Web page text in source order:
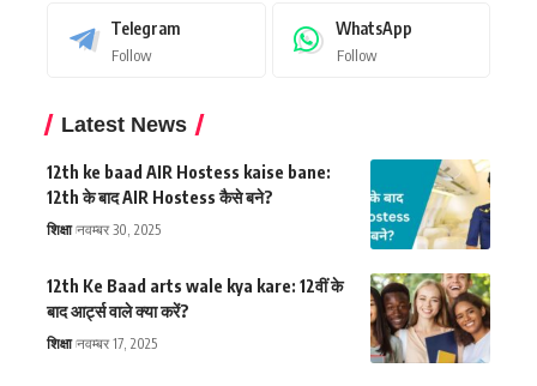
Telegram
Follow
WhatsApp
Follow
Latest News
12th ke baad AIR Hostess kaise bane:
12th के बाद AIR Hostess कैसे बने?
शिक्षा नवम्बर 30, 2025
12th Ke Baad arts wale kya kare: 12वीं के
बाद आर्ट्स वाले क्या करें?
शिक्षा नवम्बर 17, 2025